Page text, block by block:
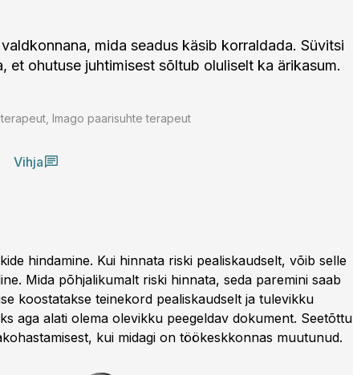
mida seadus käsib korraldada. Süvitsi
et ohutuse juhtimisest sõltub oluliselt ka ärikasum.
Imago paarisuhte terapeut
Vihja
hindamine. Kui hinnata riski pealiskaudselt, võib selle
Mida põhjalikumalt riski hinnata, seda paremini saab
koostatakse teinekord pealiskaudselt ja tulevikku
aga alati olema olevikku peegeldav dokument. Seetõttu
kui midagi on töökeskkonnas muutunud.